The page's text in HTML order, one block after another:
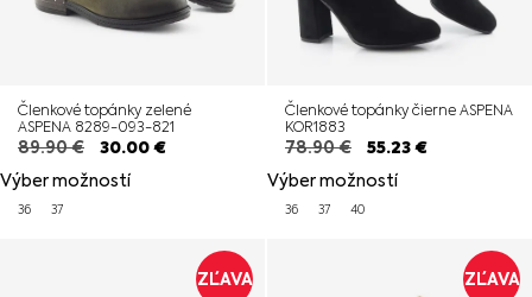
Členkové topánky zelené
ASPENA 8289-093-821
89.90€ 30.00€
Výber možností
36 37
Členkové topánky čierne ASPENA
KOR1883
78.90€ 55.23€
Výber možností
36 37 40
ZĽAVA ZĽAVA